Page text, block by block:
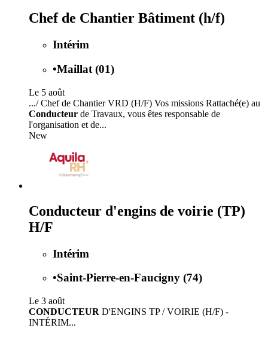
Chef de Chantier Bâtiment (h/f)
Intérim
•Maillat (01)
Le 5 août
.../ Chef de Chantier VRD (H/F) Vos missions Rattaché(e) au
Conducteur de Travaux, vous êtes responsable de
l'organisation et de...
New
Conducteur d'engins de voirie (TP)
H/F
Intérim
•Saint-Pierre-en-Faucigny (74)
Le 3 août
CONDUCTEUR D'ENGINS TP / VOIRIE (H/F) -
INTÉRIM...